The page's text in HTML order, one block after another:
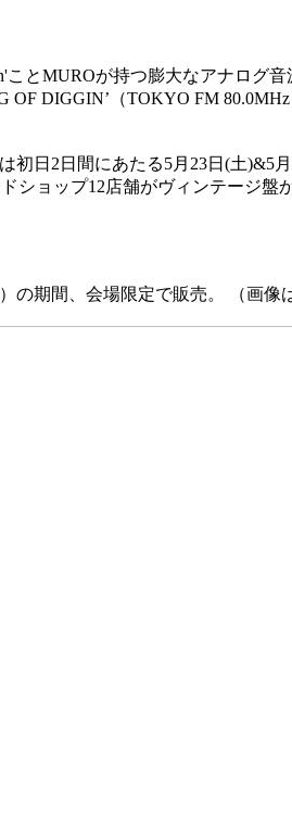
とMUROが持つ膨大なアナログ
DIGGIN’（TOKYO FM
日2日間にあたる5月23日(土)&5
ショップ12店舗がヴィンテージ
の期間、会場限定で販売。 （画像